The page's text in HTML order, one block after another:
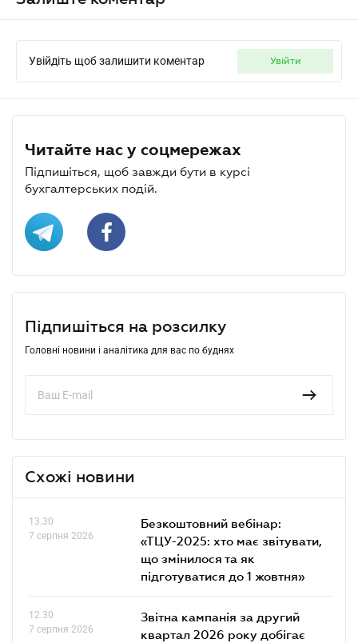
Увійдіть щоб залишити коментар увійти
Читайте нас у соцмережах
Підпишіться, щоб завжди бути в курсі
бухгалтерських подій.
Підпишіться на розсилку
Головні новини і аналітика для вас по буднях
Схожі новини
13.30
7 серпня 2026
Безкоштовний вебінар:
«ТЦУ-2025: хто має звітувати,
що змінилося та як
підготуватися до 1 жовтня»
12.30
7 серпня 2026
Звітна кампанія за другий
квартал 2026 року добігає